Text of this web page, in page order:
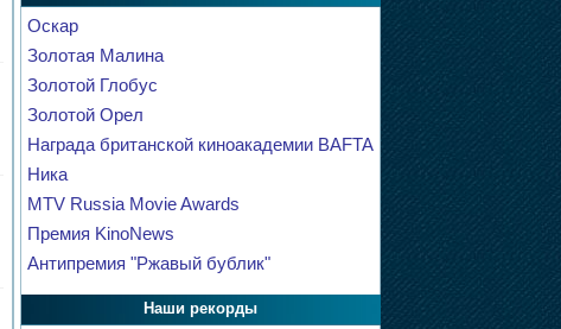
Оскар
Золотая Малина
Золотой Глобус
Золотой Орел
Награда британской киноакадемии BAFTA
Ника
MTV Russia Movie Awards
Премия KinoNews
Антипремия "Ржавый бублик"
Наши рекорды